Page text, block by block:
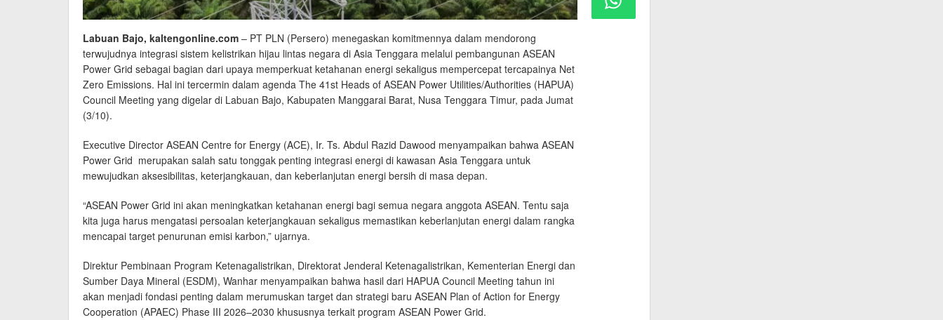
Labuan Bajo, kaltengonline.com – PT PLN (Persero) menegaskan komitmennya dalam mendorong
terwujudnya integrasi sistem kelistrikan hijau lintas negara di Asia Tenggara melalui pembangunan ASEAN
Power Grid sebagai bagian dari upaya memperkuat ketahanan energi sekaligus mempercepat tercapainya Net
Zero Emissions. Hal ini tercermin dalam agenda The 41st Heads of ASEAN Power Utilities/Authorities (HAPUA)
Council Meeting yang digelar di Labuan Bajo, Kabupaten Manggarai Barat, Nusa Tenggara Timur, pada Jumat
(3/10).
Executive Director ASEAN Centre for Energy (ACE), Ir. Ts. Abdul Razid Dawood menyampaikan bahwa ASEAN
Power Grid merupakan salah satu tonggak penting integrasi energi di kawasan Asia Tenggara untuk
mewujudkan aksesibilitas, keterjangkauan, dan keberlanjutan energi bersih di masa depan.
“ASEAN Power Grid ini akan meningkatkan ketahanan energi bagi semua negara anggota ASEAN. Tentu saja
kita juga harus mengatasi persoalan keterjangkauan sekaligus memastikan keberlanjutan energi dalam rangka
mencapai target penurunan emisi karbon,” ujarnya.
Direktur Pembinaan Program Ketenagalistrikan, Direktorat Jenderal Ketenagalistrikan, Kementerian Energi dan
Sumber Daya Mineral (ESDM), Wanhar menyampaikan bahwa hasil dari HAPUA Council Meeting tahun ini
akan menjadi fondasi penting dalam merumuskan target dan strategi baru ASEAN Plan of Action for Energy
Cooperation (APAEC) Phase III 2026–2030 khususnya terkait program ASEAN Power Grid.